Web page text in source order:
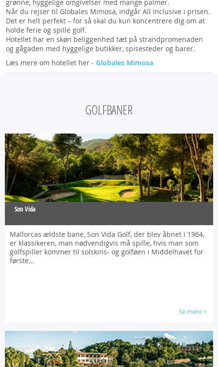
grønne, hyggelige omgivelser med mange palmer.
Når du rejser til Globales Mimosa, indgår All Inclusive i prisen.
Det er helt perfekt – for så skal du kun koncentrere dig om at
holde ferie og spille golf.
Hotellet har en skøn beliggenhed tæt på strandpromenaden
og gågaden med hyggelige butikker, spisesteder og barer.
Læs mere om hotellet her - Globales Mimosa
GOLFBANER
Son Vida
Mallorcas ældste bane, Son Vida Golf, der blev åbnet i 1964,
er klassikeren, man nødvendigvis må spille, hvis man som
golfspiller kommer til solskins- og golføen i Middelhavet for
første...
Se mere>